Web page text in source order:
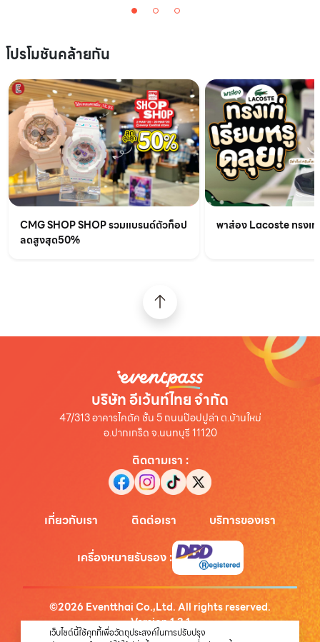
โปรโมชันคล้ายกัน
CMG SHOP SHOP รวมแบรนด์ตัวท็อป
ลดสูงสุด50%
พาส่อง Lacoste ทรงเ
บริษัท อีเว้นท์ไทย จำกัด
47/313 อาคารไคตัค ชั้น 5 ถนนป๊อปปูล่า ต.บ้านใหม่
อ.ปากเกร็ด จ.นนทบุรี 11120
ติดตามเรา :
เกี่ยวกับเรา ติดต่อเรา บริการของเรา
เครื่องหมายรับรอง:
©2026 Eventthai Co.,Ltd. All rights reserved.
Version1.3.1
เว็บไซต์นี้ใช้คุกกี้เพื่อวัตถุประสงค์ในการปรับปรุง